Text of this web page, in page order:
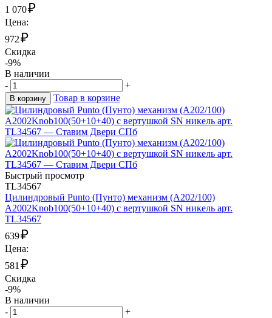
1 070₽
Цена:
972₽
Скидка
-9%
В наличии
-
+
В корзину Товар в корзине
Быстрый просмотр
TL34567
Цилиндровый Punto (Пунто) механизм (A202/100)
A2002Knob100(50+10+40) с вертушкой SN никель арт.
TL34567
639₽
Цена:
581₽
Скидка
-9%
В наличии
-
+